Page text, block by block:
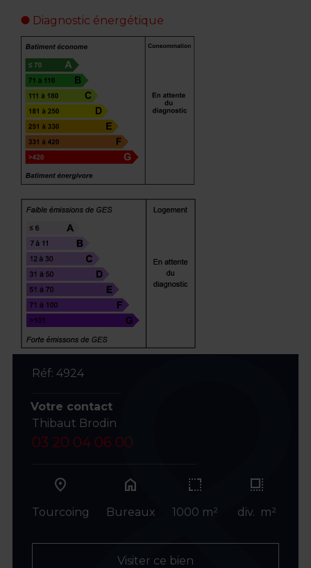
Diagnostic énergétique
Réf: 4924
Votre contact
Thibaut Brodin
03 20 04 06 00
Tourcoing
home
Bureaux 1000 m² div. m²
Visiter ce bien